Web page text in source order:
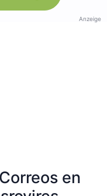
Anzeige
en